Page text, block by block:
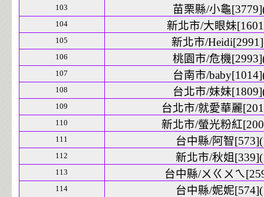
103 苗栗縣/小龜
104 新北市/大眼妹
105 新北市/
106 桃園市/危機
107 台南市/
108 台北市/妹妹
109 台北市/就愛華麗
110 新北市/螢光粉紅
111 台中縣/阿智
112 新北市/秋姐
113 台中縣/ㄨㄍㄨㄟ
114 台中縣/妮妮